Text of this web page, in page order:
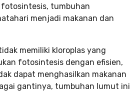
tumbuhan
menjadi makanan dan
memiliki kloroplas yang
fotosintesis dengan efisien,
dapat menghasilkan makanan
gantinya, tumbuhan lumut ini